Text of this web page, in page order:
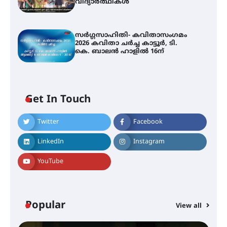
വിദ്യാർത്ഥികൾ
സർഗ്ഗസാഹിതി- കവിതാസംഗമം
2026 കവിതാ ചർച്ച കാട്ടൂർ, ടി.
കെ. ബാലൻ ഹാളിൽ 16ന്
Get In Touch
Twitter Facebook
LinkedIn Instagram
YouTube
Popular View all